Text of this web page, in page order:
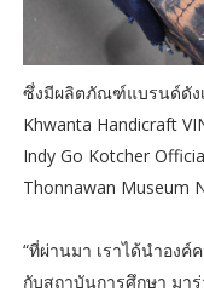
ซึ่งมีผลิตภัณฑ์แบรนด์ดัง
Khwanta Handicraft
Indy Go Kotcher
Thonnawan Museum
“ที่ผ่านมา เราได้นำอง
กับสถาบันการศึกษา ม